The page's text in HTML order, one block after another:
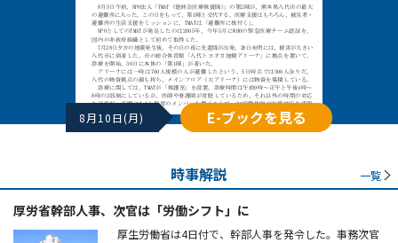
8月10日(月) E-ブックを見る
時事解説 一覧
厚労省幹部人事、次官は「労働シフト」に
厚生労働省は4日付で、幹部人事を発令した。事務次官